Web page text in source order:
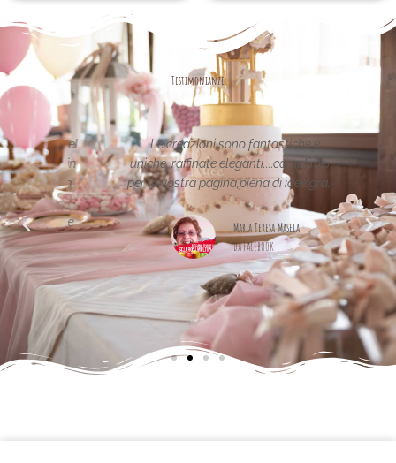
Testimonianze
nel
in
da
alle
Le creazioni sono fantastiche e
uniche..raffinate eleganti....complimenti
per la vostra pagina,piena di idee!grazie
Maria Teresa Masela
da Facebook